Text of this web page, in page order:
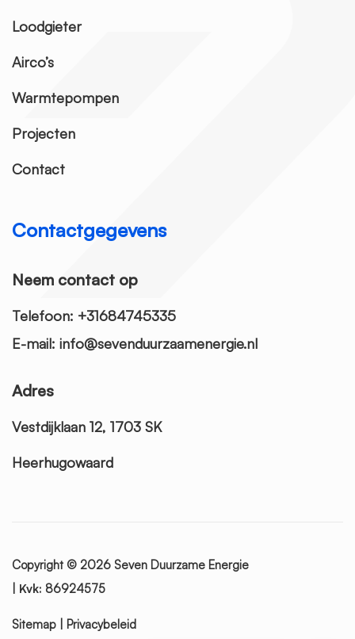
Loodgieter
Airco’s
Warmtepompen
Projecten
Contact
Contactgegevens
Neem contact op
Telefoon: +31684745335
E-mail: info@sevenduurzaamenergie.nl
Adres
Vestdijklaan 12, 1703 SK
Heerhugowaard
Copyright © 2026 Seven Duurzame Energie
Kvk: 86924575
Sitemap Privacybeleid